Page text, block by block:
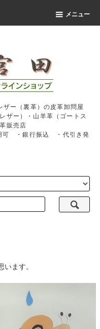
メニュー
ー（裏革）の皮革卸問屋
ザー）・山羊革（ゴートス
販売店
・銀行振込 ・代引き発
ます。